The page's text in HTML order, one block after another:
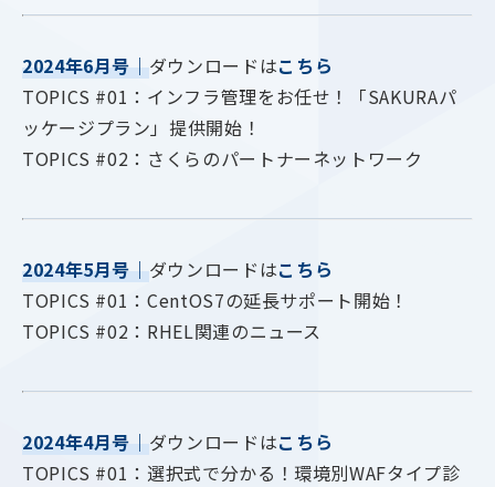
2024年6月号｜ダウンロードはこちら
TOPICS #01：インフラ管理をお任せ！「SAKURAパ
ッケージプラン」提供開始！
TOPICS #02：さくらのパートナーネットワーク
2024年5月号｜ダウンロードはこちら
TOPICS #01：CentOS7の延長サポート開始！
TOPICS #02：RHEL関連のニュース
2024年4月号 ｜ ダウンロードはこちら
TOPICS #01：選択式で分かる！環境別WAFタイプ診